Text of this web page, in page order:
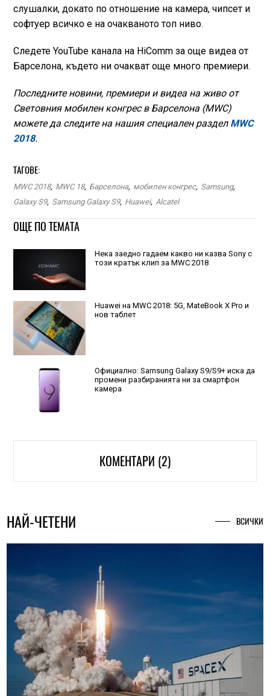
слушалки, докато по отношение на камера, чипсет и
софтуер всичко е на очакваното топ ниво.
Следете YouTube канала на HiComm за още видеа от
Барселона, където ни очакват още много премиери.
Последните новини, премиери и видеа на живо от
Световния мобилен конгрес в Барселона (MWC)
можете да следите на нашия специален раздел MWC
2018.
ТАГОВЕ:
MWC 2018, MWC 18, Барселона, мобилен конгрес, Samsung,
Galaxy S9, Samsung Galaxy S9, Huawei, Alcatel
ОЩЕ ПО ТЕМАТА
Нека заедно гадаем какво ни казва Sony с
този кратък клип за MWC 2018
Huawei на MWC 2018: 5G, MateBook X Pro и
нов таблет
Официално: Samsung Galaxy S9/S9+ иска да
промени разбиранията ни за смартфон
камера
КОМЕНТАРИ (2)
НАЙ-ЧЕТЕНИ ВСИЧКИ